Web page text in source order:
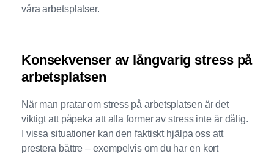
våra arbetsplatser.
Konsekvenser av långvarig stress på
arbetsplatsen
När man pratar om stress på arbetsplatsen är det
viktigt att påpeka att alla former av stress inte är dålig.
I vissa situationer kan den faktiskt hjälpa oss att
prestera bättre – exempelvis om du har en kort